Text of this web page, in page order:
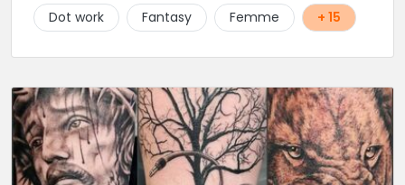
Dot work
Fantasy Femme + 15